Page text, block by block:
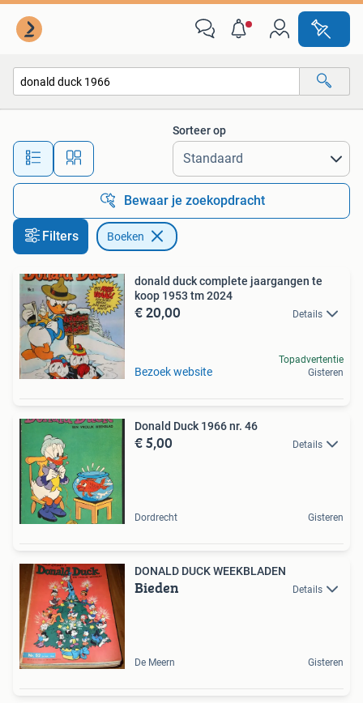
Alle afstanden…
Sorteer op
Bewaar je zoekopdracht
Filters Boeken
donald duck complete jaargangen te
koop 1953 tm 2024
€ 20,00 Details
Bezoek website
Topadvertentie
Gisteren
Donald Duck 1966 nr. 46
€ 5,00 Details
Dordrecht Gisteren
DONALD DUCK WEEKBLADEN
Bieden Details
De Meern Gisteren